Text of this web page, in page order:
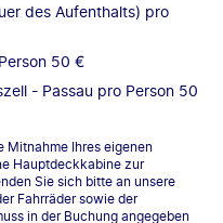
des Aufenthalts) pro
50 €
- Passau pro Person 50
Mitnahme Ihres eigenen
Hauptdeckkabine zur
Sie sich bitte an unsere
Fahrräder sowie der
in der Buchung angegeben